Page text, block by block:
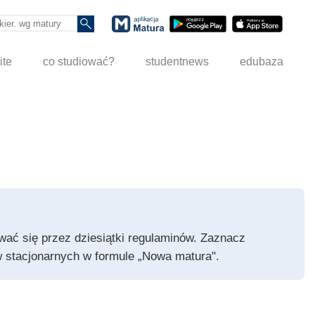
co studiować? studentnews edubaza
się przez dziesiątki regulaminów. Zaznacz
w formule „Nowa matura".